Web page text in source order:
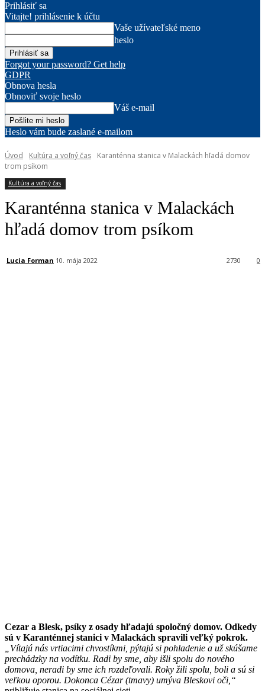
Prihlásiť sa
Vitajte! prihlásenie k účtu
Vaše užívateľské meno
heslo
Forgot your password? Get help
GDPR
Obnova hesla
Obnoviť svoje heslo
Váš e-mail
Heslo vám bude zaslané e-mailom
Úvod Kultúra a voľný čas
Karanténna stanica v Malackách hľadá domov
trom psíkom
Kultúra a voľný čas
Karanténna stanica v Malackách
hľadá domov trom psíkom
Lucia Forman 10. mája 2022 0
2730
Cezar a Blesk, psíky z osady hľadajú spoločný domov. Odkedy
sú v Karanténnej stanici v Malackách spravili veľký pokrok.
„Vítajú nás vrtiacimi chvostíkmi, pýtajú si pohladenie a už skúšame
prechádzky na vodítku. Radi by sme, aby išli spolu do nového
domova, neradi by sme ich rozdeľovali. Roky žili spolu, boli a sú si
veľkou oporou. Dokonca Cézar (tmavy) umýva Bleskovi oči,“